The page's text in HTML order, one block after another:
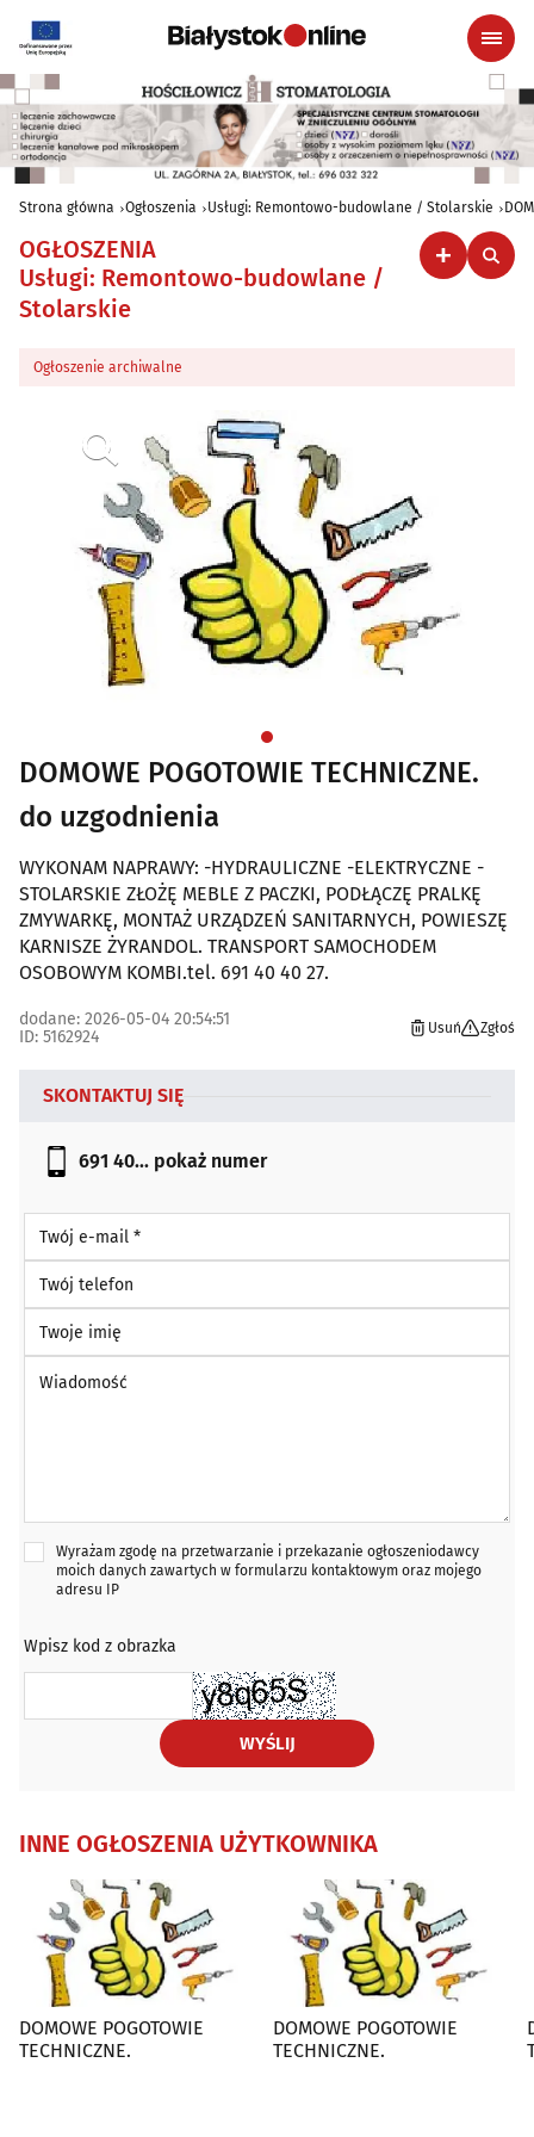
Strona główna Ogłoszenia Usługi: Remontowo-budowlane / Stolarskie
OGŁOSZENIA
Usługi: Remontowo-budowlane /
Stolarskie
Ogłoszenie archiwalne
DOMOWE POGOTOWIE TECHNICZNE.
do uzgodnienia
WYKONAM NAPRAWY: -HYDRAULICZNE -ELEKTRYCZNE -
STOLARSKIE ZŁOŻĘ MEBLE Z PACZKI, PODŁĄCZĘ PRALKĘ
ZMYWARKĘ, MONTAŻ URZĄDZEŃ SANITARNYCH, POWIESZĘ
KARNISZE ŻYRANDOL. TRANSPORT SAMOCHODEM
OSOBOWYM KOMBI.tel. 691 40 40 27.
dodane: 2026-05-04 20:54:51
ID: 5162924
Usuń Zgłoś
SKONTAKTUJ SIĘ
691 40... pokaż numer
Wyrażam zgodę na przetwarzanie i przekazanie ogłoszeniodawcy
moich danych zawartych w formularzu kontaktowym oraz mojego
adresu IP
Wpisz kod z obrazka
WYŚLIJ
INNE OGŁOSZENIA UŻYTKOWNIKA
DOMOWE POGOTOWIE
TECHNICZNE.
DOMOWE POGOTOWIE
TECHNICZNE.